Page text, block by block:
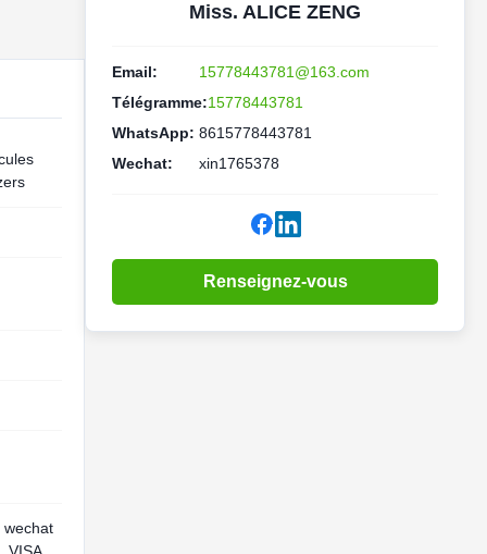
wechat
Miss. ALICE ZENG
Email:
15778443781@163.com
Télégramme:15778443781
WhatsApp: 8615778443781
Wechat:
xin1765378
Renseignez-vous